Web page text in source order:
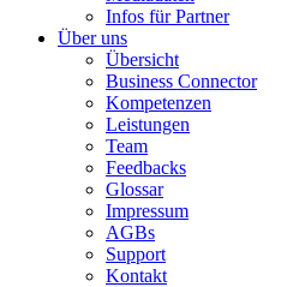
Infos für Partner
Über uns
Übersicht
Business Connector
Kompetenzen
Leistungen
Team
Feedbacks
Glossar
Impressum
AGBs
Support
Kontakt